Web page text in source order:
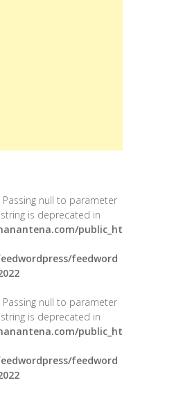
Passing null to parameter
is deprecated in
public_ht
feedword
Passing null to parameter
is deprecated in
public_ht
feedword